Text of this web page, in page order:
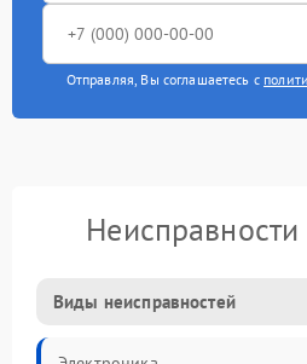
Отправляя, Вы соглашаетесь с
Виды неисправностей